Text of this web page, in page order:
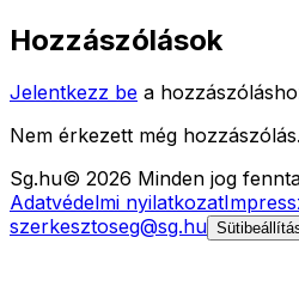
Hozzászólások
Jelentkezz be a
Nem érkezett még
Sg.hu© 2026 Minden jog
Adatvédelmi nyilatkozat
szerkesztoseg@sg.hu